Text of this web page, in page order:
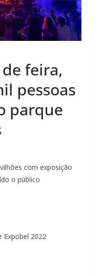
feira,
pessoas
parque
com exposição
o público
Expobel 2022